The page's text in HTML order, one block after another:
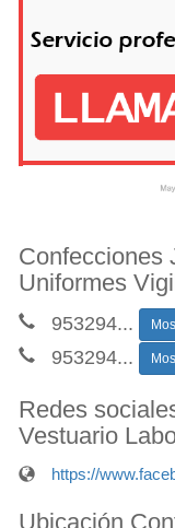
Confecciones
Uniformes
953294...
953294...
Redes
Vestuario
https://
Ubicación